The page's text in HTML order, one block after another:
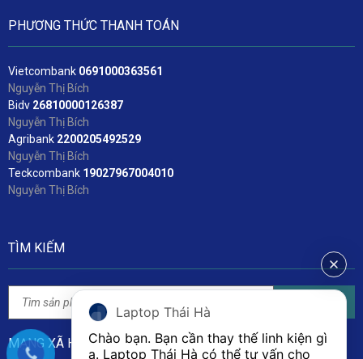
PHƯƠNG THỨC THANH TOÁN
Vietcombank 0691000363561
Nguyễn Thị Bích
Bidv 26810000126387
Nguyễn Thị Bích
Agribank 2200205492529
Nguyễn Thị Bích
Teckcombank 19027967004010
Nguyễn Thị Bích
TÌM KIẾM
MẠNG XÃ HỘI
Laptop Thái Hà
Chào bạn. Bạn cần thay thế linh kiện gì
ạ. Laptop Thái Hà có thể tư vấn cho